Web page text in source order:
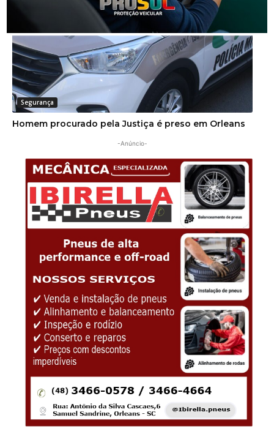
Segurança
Homem procurado pela Justiça é preso em Orleans
-Anúncio-